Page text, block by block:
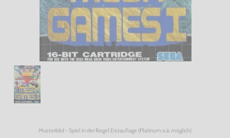
Musterbild - Spiel in der Regel Erstauflage (Platinum o.ä. möglich)